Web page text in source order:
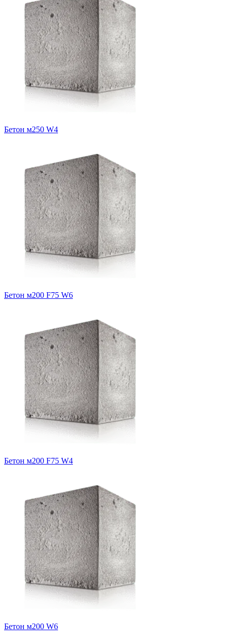
Бетон м250 W4
Бетон м200 F75 W6
Бетон м200 F75 W4
Бетон м200 W6